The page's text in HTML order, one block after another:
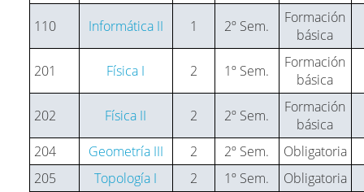
110 Informática II 1 2º Sem.
Formación
básica
201
Física I 2 1º Sem.
Formación
básica
202
Física II 2 2º Sem.
Formación
básica
204
Geometría III 2 2º Sem.
Obligatoria
205
Topología I 2 1º Sem.
Obligatoria